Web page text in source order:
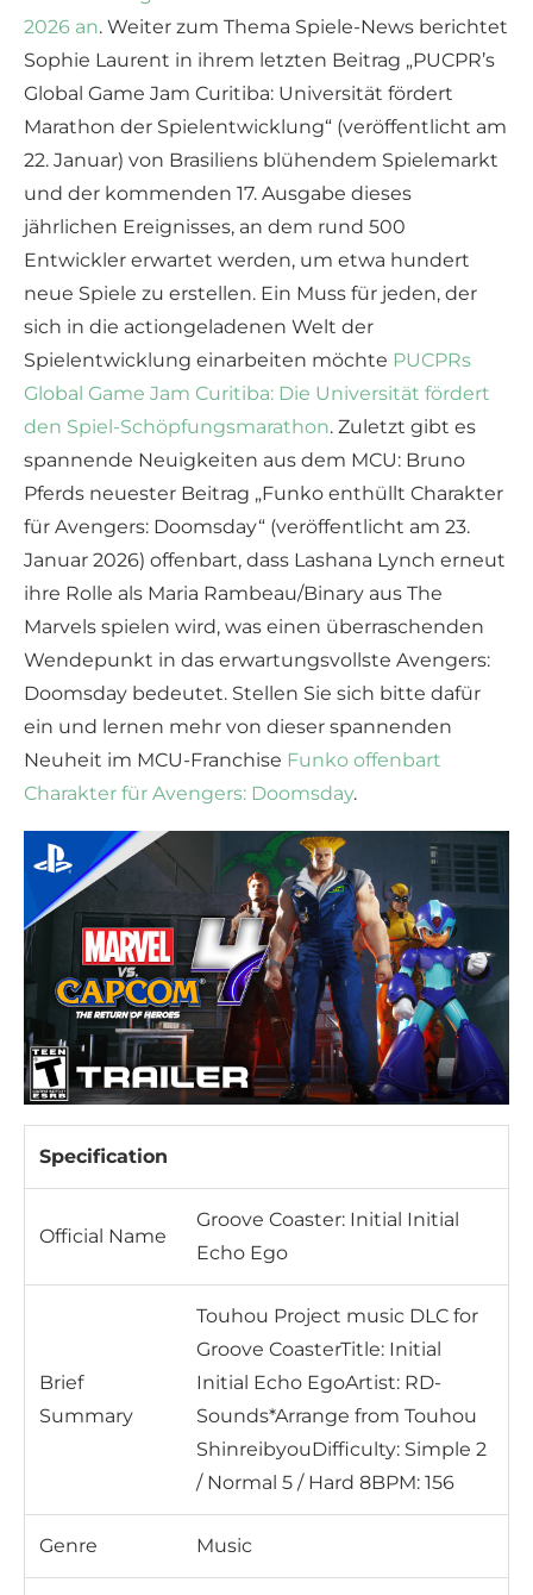
2026 an. Weiter zum Thema Spiele-News berichtet
Sophie Laurent in ihrem letzten Beitrag „PUCPR’s
Global Game Jam Curitiba: Universität fördert
Marathon der Spielentwicklung“ (veröffentlicht am
22. Januar) von Brasiliens blühendem Spielemarkt
und der kommenden 17. Ausgabe dieses
jährlichen Ereignisses, an dem rund 500
Entwickler erwartet werden, um etwa hundert
neue Spiele zu erstellen. Ein Muss für jeden, der
sich in die actiongeladenen Welt der
Spielentwicklung einarbeiten möchte PUCPRs
Global Game Jam Curitiba: Die Universität fördert
den Spiel-Schöpfungsmarathon. Zuletzt gibt es
spannende Neuigkeiten aus dem MCU: Bruno
Pferds neuester Beitrag „Funko enthüllt Charakter
für Avengers: Doomsday“ (veröffentlicht am 23.
Januar 2026) offenbart, dass Lashana Lynch erneut
ihre Rolle als Maria Rambeau/Binary aus The
Marvels spielen wird, was einen überraschenden
Wendepunkt in das erwartungsvollste Avengers:
Doomsday bedeutet. Stellen Sie sich bitte dafür
ein und lernen mehr von dieser spannenden
Neuheit im MCU-Franchise Funko offenbart
Charakter für Avengers: Doomsday.
Specification
Official Name
Groove Coaster: Initial Initial
Echo Ego
Brief
Summary
Touhou Project music DLC for
Groove CoasterTitle: Initial
Initial Echo EgoArtist: RD-
Sounds*Arrange from Touhou
ShinreibyouDifficulty: Simple 2
/ Normal 5 / Hard 8BPM: 156
Genre Music